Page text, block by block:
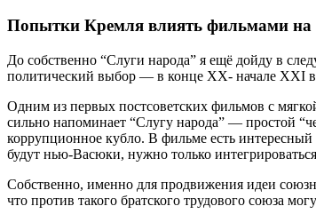
Попытки Кремля влиять фильмами на
До собственно “Слуги народа” я ещё дойду в
политический выбор — в конце XX- начале XXI
Одним из первых постсоветских фильмов с
сильно напоминает “Слугу народа” — простой
коррупционное кубло. В фильме есть
будут нью-Васюки, нужно только
Собственно, именно для продвижения идеи
что против такого братского трудового союза